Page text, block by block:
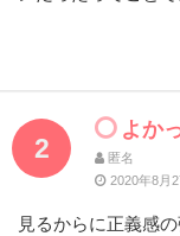
2
よか
匿名
2020年8月
見るからに正義感